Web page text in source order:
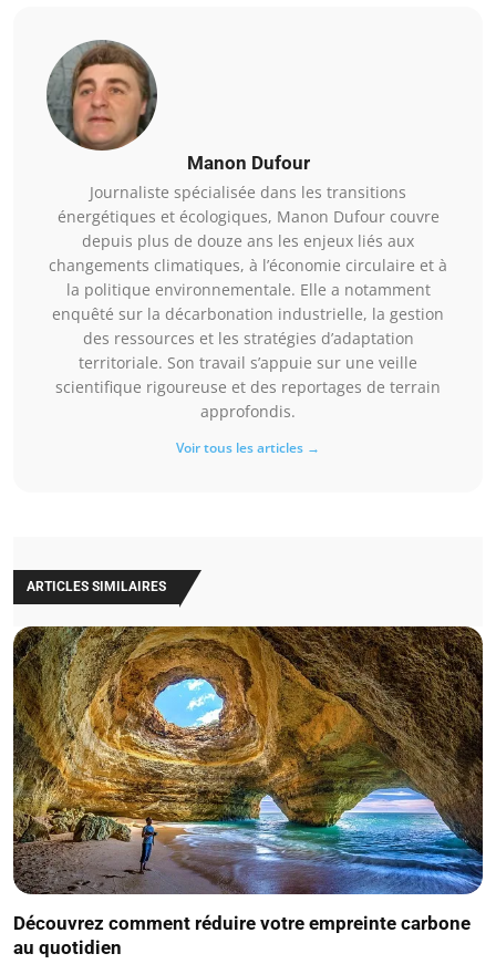
Manon Dufour
Journaliste spécialisée dans les transitions
énergétiques et écologiques, Manon Dufour couvre
depuis plus de douze ans les enjeux liés aux
changements climatiques, à l’économie circulaire et à
la politique environnementale. Elle a notamment
enquêté sur la décarbonation industrielle, la gestion
des ressources et les stratégies d’adaptation
territoriale. Son travail s’appuie sur une veille
scientifique rigoureuse et des reportages de terrain
approfondis.
Voir tous les articles →
ARTICLES SIMILAIRES
Découvrez comment réduire votre empreinte carbone
au quotidien